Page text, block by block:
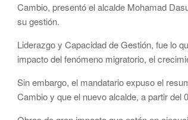
Cambio, presentó el alcalde Mohamad
su gestión.
Liderazgo y Capacidad de Gestión, fue lo
impacto del fenómeno migratorio, el
Sin embargo, el mandatario expuso el
Cambio y que el nuevo alcalde, a partir del